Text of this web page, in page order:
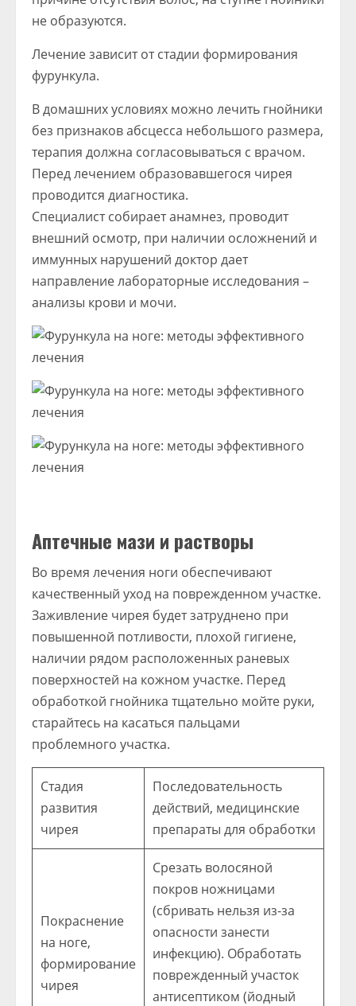
не образуются.
Лечение зависит от стадии формирования
фурункула.
В домашних условиях можно лечить гнойники
без признаков абсцесса небольшого размера,
терапия должна согласовываться с врачом.
Перед лечением образовавшегося чирея
проводится диагностика.
Специалист собирает анамнез, проводит
внешний осмотр, при наличии осложнений и
иммунных нарушений доктор дает
направление лабораторные исследования –
анализы крови и мочи.
Аптечные мази и растворы
Во время лечения ноги обеспечивают
качественный уход на поврежденном участке.
Заживление чирея будет затруднено при
повышенной потливости, плохой гигиене,
наличии рядом расположенных раневых
поверхностей на кожном участке. Перед
обработкой гнойника тщательно мойте руки,
старайтесь на касаться пальцами
проблемного участка.
Стадия
развития
чирея
Последовательность
действий, медицинские
препараты для обработки
Покраснение
на ноге,
формирование
чирея
Срезать волосяной
покров ножницами
(сбривать нельзя из-за
опасности занести
инфекцию). Обработать
поврежденный участок
антисептиком (йодный